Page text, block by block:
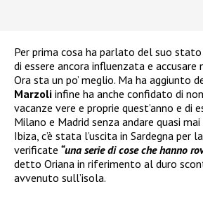
Per prima cosa ha parlato del suo
di essere ancora influenzata e accusare
Ora sta un po’ meglio. Ma ha aggiunto
Marzoli infine ha anche confidato di
vacanze vere e proprie quest’anno e di
Milano e Madrid senza andare quasi
Ibiza, c’è stata l’uscita in Sardegna per
verificate “una serie di cose che hanno
detto Oriana in riferimento al duro
avvenuto sull’isola.